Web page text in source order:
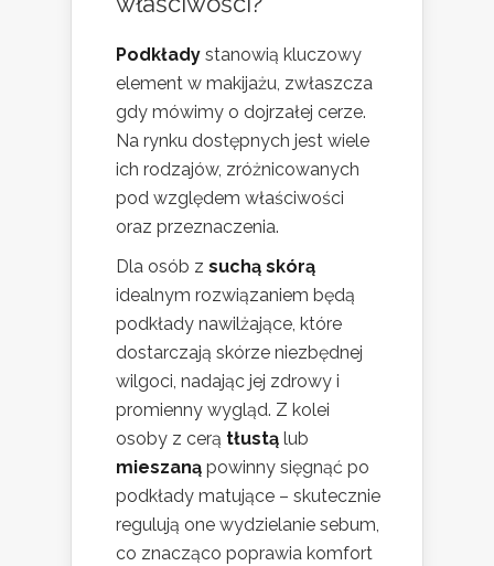
Podkłady stanowią kluczowy
element w makijażu, zwłaszcza
gdy mówimy o dojrzałej cerze.
Na rynku dostępnych jest wiele
ich rodzajów, zróżnicowanych
pod względem właściwości
oraz przeznaczenia.
Dla osób z suchą skórą
idealnym rozwiązaniem będą
podkłady nawilżające, które
dostarczają skórze niezbędnej
wilgoci, nadając jej zdrowy i
promienny wygląd. Z kolei
osoby z cerą tłustą lub
mieszaną powinny sięgnąć po
podkłady matujące – skutecznie
regulują one wydzielanie sebum,
co znacząco poprawia komfort